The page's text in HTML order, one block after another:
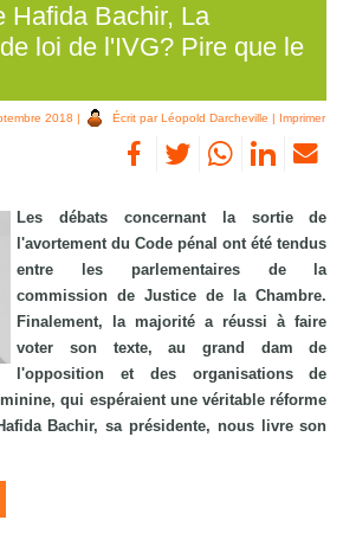
Hafida Bachir, La
loi de l'IVG? Pire que le
2018 | Écrit par Léopold Darcheville | Imprimer
Les débats concernant la sortie de
l'avortement du Code pénal ont été tendus
entre les parlementaires de la
commission de Justice de la Chambre.
Finalement, la majorité a réussi à faire
voter son texte, au grand dam de
l'opposition et des organisations de
qui espéraient une véritable réforme
Bachir, sa présidente, nous livre son